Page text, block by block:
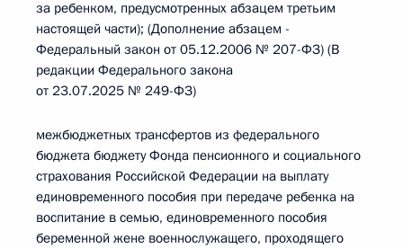
за ребенком, предусмотренных абзацем третьим
настоящей части); (Дополнение абзацем -
Федеральный закон от 05.12.2006 № 207-ФЗ) (В
редакции Федерального закона
от 23.07.2025 № 249-ФЗ)
межбюджетных трансфертов из федерального
бюджета бюджету Фонда пенсионного и социального
страхования Российской Федерации на выплату
единовременного пособия при передаче ребенка на
воспитание в семью, единовременного пособия
беременной жене военнослужащего, проходящего